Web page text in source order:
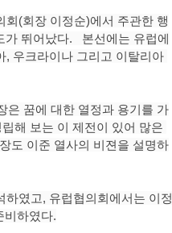
(회장 이정순)에서 주관한 행
뛰어났다.   본선에는 유럽에
, 우크라이나 그리고 이탈리아
은 꿈에 대한 열정과 용기를 가
해 보는 이 제전이 있어 많은
도 이준 열사의 비젼을 설명하
였고, 유럽협의회에서는 이정
비하였다.